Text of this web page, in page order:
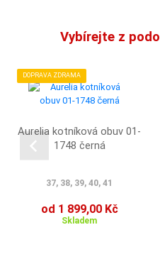
Vybírejte z
DOPRAVA ZDRAMA
Aurelia kotníková obuv 01-
1748 černá
37, 38, 39, 40, 41
od 1 899,00 Kč
Skladem